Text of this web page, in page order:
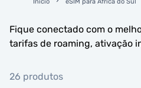
Fique conectado com o
tarifas de roaming, ativação
26 produtos